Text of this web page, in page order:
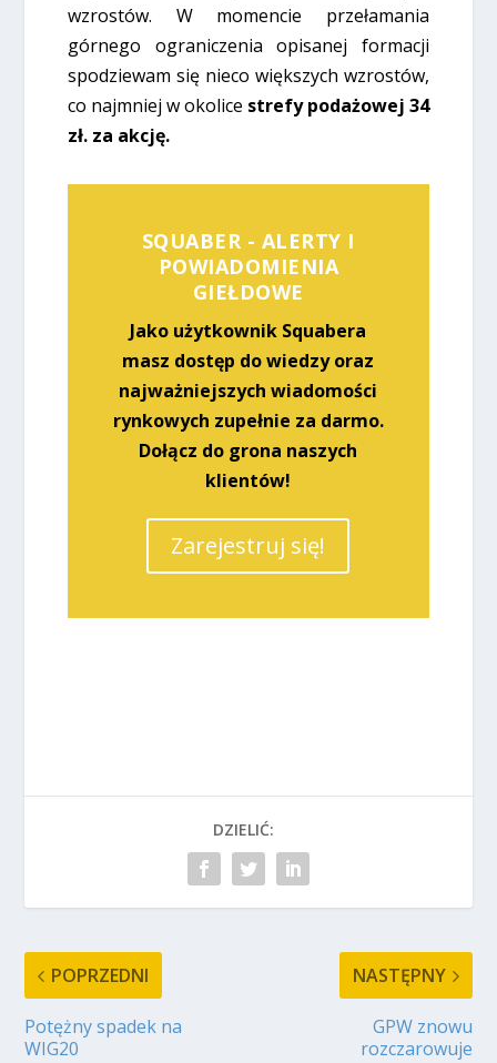
wzrostów. W momencie przełamania
górnego ograniczenia opisanej formacji
spodziewam się nieco większych wzrostów,
co najmniej w okolice strefy podażowej 34
zł. za akcję.
SQUABER - ALERTY I
POWIADOMIENIA
GIEŁDOWE
Jako użytkownik Squabera
masz dostęp do wiedzy oraz
najważniejszych wiadomości
rynkowych zupełnie za darmo.
Dołącz do grona naszych
klientów!
Zarejestruj się!
DZIELIĆ:
POPRZEDNI
Potężny spadek na
WIG20
NASTĘPNY
GPW znowu
rozczarowuje